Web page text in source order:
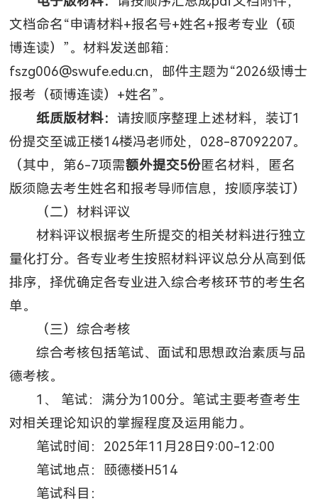
文档命名“申请材料+报名号+姓名+报考专业（硕
博连读）”。材料发送邮箱：
fszg006@swufe.edu.cn，邮件主题为“2026级博士
报考（硕博连读）+姓名”。
纸质版材料： 请按顺序整理上述材料，装订1
份提交至诚正楼14楼冯老师处，028-87092207。
（其中，第6-7项需额外提交5份匿名材料，匿名
版须隐去考生姓名和报考导师信息，按顺序装订）
（二）材料评议
材料评议根据考生所提交的相关材料进行独立
量化打分。各专业考生按照材料评议总分从高到低
排序，择优确定各专业进入综合考核环节的考生名
单。
（三）综合考核
综合考核包括笔试、面试和思想政治素质与品
德考核。
1、 笔试：满分为100分。笔试主要考查考生
对相关理论知识的掌握程度及运用能力。
笔试时间：2025年11月28日9:00-12:00
笔试地点：颐德楼H514
笔试科目：